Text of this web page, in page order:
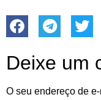
Deixe um
O seu endereço de